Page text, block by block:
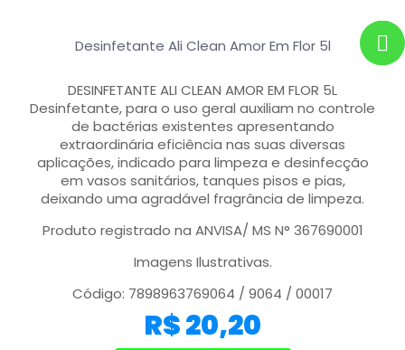
Desinfetante Ali Clean Amor Em Flor 5l
DESINFETANTE ALI CLEAN AMOR EM FLOR 5L
Desinfetante, para o uso geral auxiliam no controle
de bactérias existentes apresentando
extraordinária eficiência nas suas diversas
aplicações, indicado para limpeza e desinfecção
em vasos sanitários, tanques pisos e pias,
deixando uma agradável fragrância de limpeza.
Produto registrado na ANVISA/ MS N° 367690001
Imagens Ilustrativas.
Código: 7898963769064 / 9064 / 00017
R$20,20